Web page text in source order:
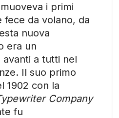
i primi
fece da volano, da
nuova
era un
avanti a tutti nel
Il suo primo
1902 con la
Company
fu